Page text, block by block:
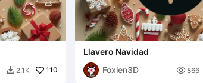
 2.1K 110
Llavero Navidad
Foxien3D
 866